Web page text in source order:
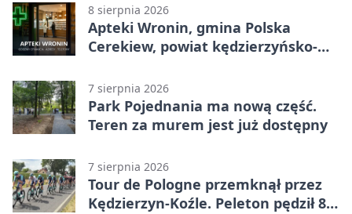
8 sierpnia 2026
Apteki Wronin, gmina Polska
Cerekiew, powiat kędzierzyńsko-
otwarcia
7 sierpnia 2026
Park Pojednania ma nową część.
Teren za murem jest już dostępny
7 sierpnia 2026
Tour de Pologne przemknął przez
Kędzierzyn-Koźle. Peleton pędził 80